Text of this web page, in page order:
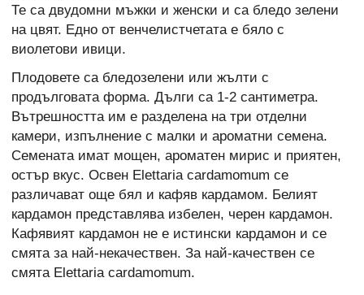
Те са двудомни мъжки и женски и са бледо зелени
на цвят. Едно от венчелистчетата е бяло с
виолетови ивици.
Плодовете са бледозелени или жълти с
продълговата форма. Дълги са 1-2 сантиметра.
Вътрешността им е разделена на три отделни
камери, изпълнение с малки и ароматни семена.
Семената имат мощен, ароматен мирис и приятен,
остър вкус. Освен Elettaria cardamomum се
различават още бял и кафяв кардамом. Белият
кардамон представлява избелен, черен кардамон.
Кафявият кардамон не е истински кардамон и се
смята за най-некачествен. За най-качествен се
смята Elettaria cardamomum.